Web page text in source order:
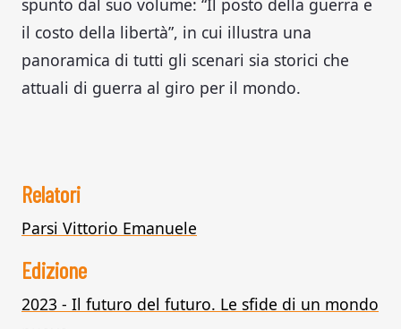
spunto dal suo volume: “Il posto della guerra e
il costo della libertà”, in cui illustra una
panoramica di tutti gli scenari sia storici che
attuali di guerra al giro per il mondo.
Relatori
Parsi Vittorio Emanuele
Edizione
2023 - Il futuro del futuro. Le sfide di un mondo